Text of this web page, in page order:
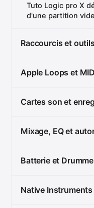
Tuto Logic pro X
d'une partition vide
Raccourcis et
Apple Loops et
Cartes son et
Mixage, EQ et
Batterie et
Native